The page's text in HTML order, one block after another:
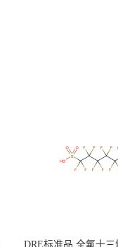
DRE标准品 全氟十三